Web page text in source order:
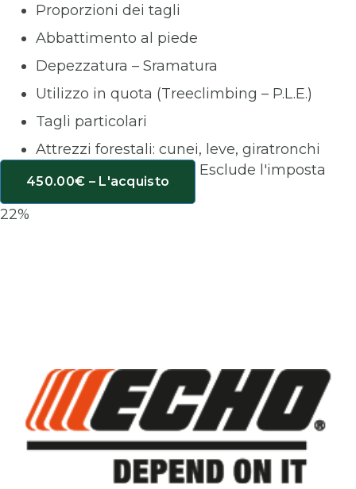
Proporzioni dei tagli
Abbattimento al piede
Depezzatura – Sramatura
Utilizzo in quota (Treeclimbing – P.L.E.)
Tagli particolari
Attrezzi forestali: cunei, leve, giratronchi
450.00€ – L'acquisto
Esclude l'imposta
22%